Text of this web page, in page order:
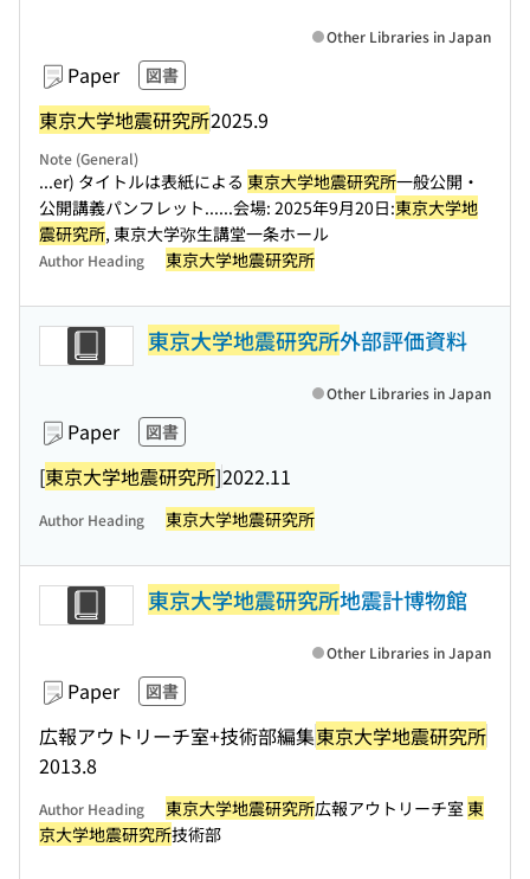
Paper 図書
東京大学地震研究所2025.9
Other Libraries in Japan
Note (General)
...er) タイトルは表紙による 東京大学地震研究所一般公開・
公開講義パンフレット......会場: 2025年9月20日:東京大学地
震研究所, 東京大学弥生講堂一条ホール
Author Heading 東京大学地震研究所
東京大学地震研究所外部評価資料
Paper 図書
[東京大学地震研究所]2022.11
Other Libraries in Japan
Author Heading 東京大学地震研究所
東京大学地震研究所地震計博物館
Paper 図書
広報アウトリーチ室+技術部編集東京大学地震研究所
2013.8
Other Libraries in Japan
Author Heading 東京大学地震研究所広報アウトリーチ室 東
京大学地震研究所技術部